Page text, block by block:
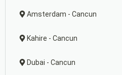
Amsterdam - Cancun
Kahire - Cancun
Dubai - Cancun